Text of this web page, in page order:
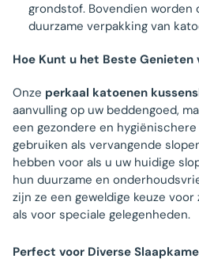
grondstof. Bovendien worden
duurzame verpakking van
Hoe Kunt u het Beste Genieten
Onze perkaal katoenen
aanvulling op uw beddengoed,
een gezondere en hygiënischere
gebruiken als vervangende
hebben voor als u uw huidige
hun duurzame en
zijn ze een geweldige keuze
als voor speciale gelegenheden.
Perfect voor Diverse